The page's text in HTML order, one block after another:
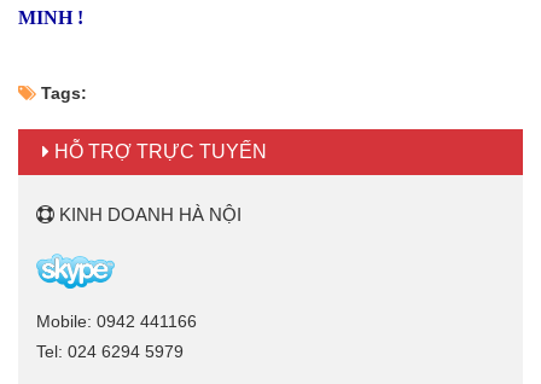
MINH !
Tags:
HỖ TRỢ TRỰC TUYẾN
KINH DOANH HÀ NỘI
Mobile: 0942 441166
Tel: 024 6294 5979